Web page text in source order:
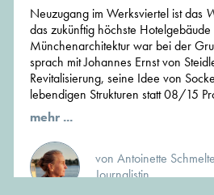
Neuzugang im Werksviertel ist das
das zukünftig höchste
Münchenarchitektur war bei der
sprach mit Johannes Ernst von
Revitalisierung, seine Idee von
lebendigen Strukturen statt 08/15
mehr ...
von Antoinette
Journalistin